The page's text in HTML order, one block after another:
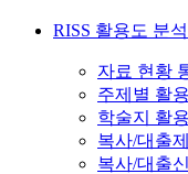
RISS 활용도 분석
자료 현황
주제별 활
학술지 활
복사/대출
복사/대출